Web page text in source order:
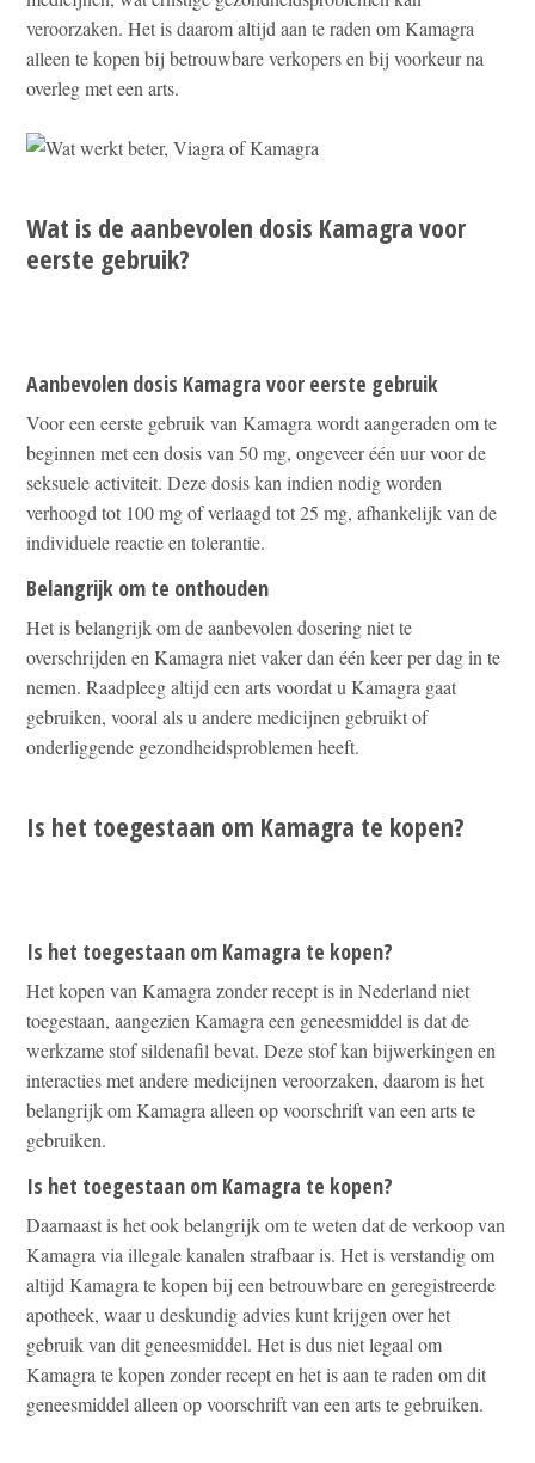
veroorzaken. Het is daarom altijd aan te raden om Kamagra
alleen te kopen bij betrouwbare verkopers en bij voorkeur na
overleg met een arts.
Wat is de aanbevolen dosis Kamagra voor
eerste gebruik?
Aanbevolen dosis Kamagra voor eerste gebruik
Voor een eerste gebruik van Kamagra wordt aangeraden om te
beginnen met een dosis van 50 mg, ongeveer één uur voor de
seksuele activiteit. Deze dosis kan indien nodig worden
verhoogd tot 100 mg of verlaagd tot 25 mg, afhankelijk van de
individuele reactie en tolerantie.
Belangrijk om te onthouden
Het is belangrijk om de aanbevolen dosering niet te
overschrijden en Kamagra niet vaker dan één keer per dag in te
nemen. Raadpleeg altijd een arts voordat u Kamagra gaat
gebruiken, vooral als u andere medicijnen gebruikt of
onderliggende gezondheidsproblemen heeft.
Is het toegestaan om Kamagra te kopen?
Is het toegestaan om Kamagra te kopen?
Het kopen van Kamagra zonder recept is in Nederland niet
toegestaan, aangezien Kamagra een geneesmiddel is dat de
werkzame stof sildenafil bevat. Deze stof kan bijwerkingen en
interacties met andere medicijnen veroorzaken, daarom is het
belangrijk om Kamagra alleen op voorschrift van een arts te
gebruiken.
Is het toegestaan om Kamagra te kopen?
Daarnaast is het ook belangrijk om te weten dat de verkoop van
Kamagra via illegale kanalen strafbaar is. Het is verstandig om
altijd Kamagra te kopen bij een betrouwbare en geregistreerde
apotheek, waar u deskundig advies kunt krijgen over het
gebruik van dit geneesmiddel. Het is dus niet legaal om
Kamagra te kopen zonder recept en het is aan te raden om dit
geneesmiddel alleen op voorschrift van een arts te gebruiken.